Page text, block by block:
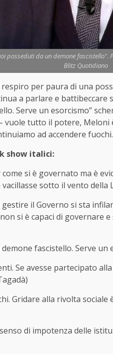
posseduti da un demone
Blitz Quotidiano
per paura di una
a parlare e battibeccare
Serve un esorcismo”
vuole tutto il potere, Meloni
ad accendere
show italici:
si è governato ma è
sotto il vento della
il Governo si sta
si è capaci di governare
fascistello. Serve un
Se avesse partecipato
Gridare alla rivolta sociale
di impotenza delle